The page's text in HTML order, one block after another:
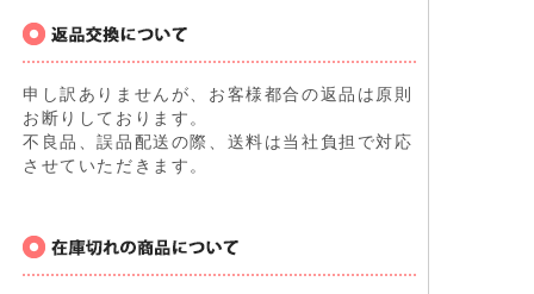
申し訳ありませんが、お客様都合の返品は原則
お断りしております。
不良品、誤品配送の際、送料は当社負担で対応
させていただきます。